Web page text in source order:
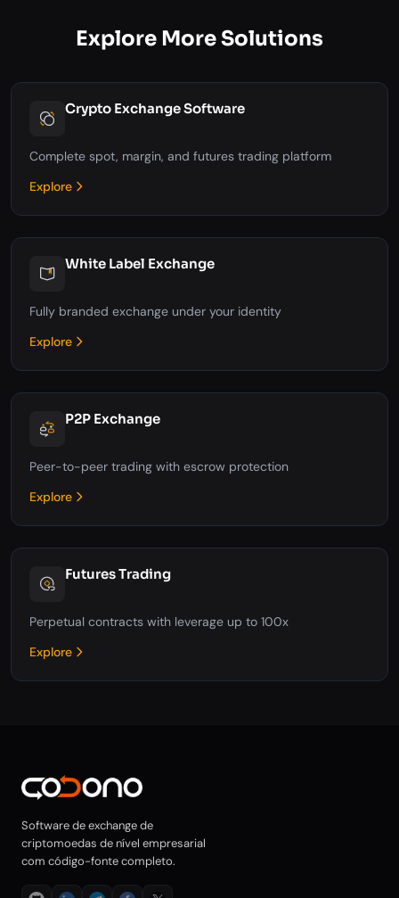
Explore More Solutions
Crypto Exchange Software
Complete spot, margin, and futures trading platform
Explore
White Label Exchange
Fully branded exchange under your identity
Explore
P2P Exchange
Peer-to-peer trading with escrow protection
Explore
Futures Trading
Perpetual contracts with leverage up to 100x
Explore
Software de exchange de
criptomoedas de nível empresarial
com código-fonte completo.